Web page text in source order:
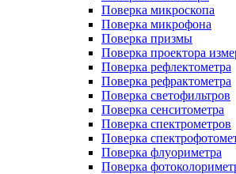
Поверка микроскопа
Поверка микрофона
Поверка призмы
Поверка проектора
Поверка рефлектометра
Поверка рефрактометра
Поверка светофильтров
Поверка сенситометра
Поверка спектрометров
Поверка
Поверка флуориметра
Поверка